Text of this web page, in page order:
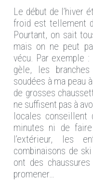
Le début de l’hiver
froid est tellement
Pourtant, on sait
mais on ne peut
vécu. Par exemple
gèle, les
soudées à ma peau
de grosses
ne suffisent pas à
locales
minutes ni de faire
l’extérieur, les
combinaisons de
ont des
promener…